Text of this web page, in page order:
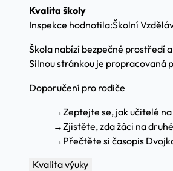
Kvalita školy
Inspekce hodnotila:Školní
Škola nabízí bezpečné prostředí
Silnou stránkou je propracovaná
Doporučení pro rodiče
→Zeptejte se, jak učitelé
→Zjistěte, zda žáci na
→ Přečtěte si časopis
Kvalita výuky